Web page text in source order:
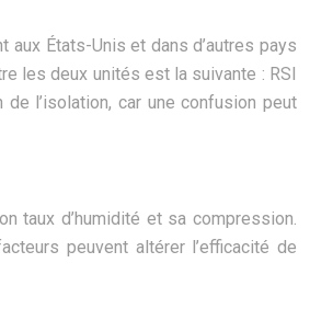
États-Unis et dans d’autres pays
les deux unités est la suivante : RSI
l’isolation, car une confusion peut
taux d’humidité et sa compression.
peuvent altérer l’efficacité de